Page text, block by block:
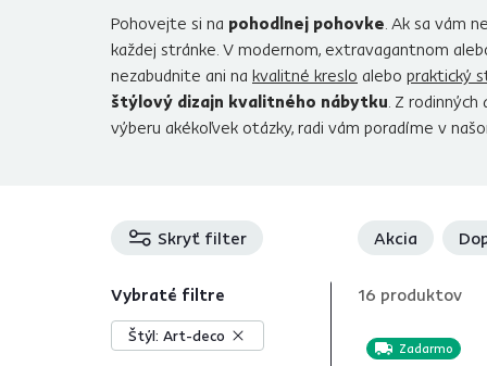
Pohovejte si na pohodlnej pohovke . Ak sa vám
každej stránke. V modernom, extravagantnom
nezabudnite ani na kvalitné kreslo alebo praktický
štýlový dizajn kvalitného nábytku . Z
výberu akékoľvek otázky, radi vám poradíme v
Skryť filter Akcia
Vybraté filtre
Štýl: Art-deco
16 produktov
Zadarmo